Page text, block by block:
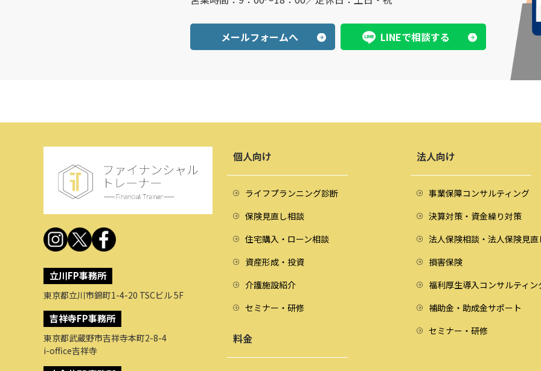
メールフォームへ LINEで相談する
立川FP事務所
東京都立川市錦町1-4-20 TSCビル 5F
吉祥寺FP事務所
東京都武蔵野市吉祥寺本町2-8-4
i-office吉祥寺
個人向け
ライフプランニング診断
保険見直し相談
住宅購入・ローン相談
資産形成・投資
介護施設紹介
セミナー・研修
料金
法人向け
事業保障コンサルティング
決算対策・資金繰り対策
法人保険相談・法人保険見直
損害保険
福利厚生導入コンサルティン
補助金・助成金サポート
セミナー・研修